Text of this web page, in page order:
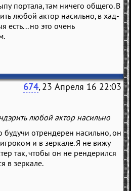
портала, там ничего общего. В
любой актор насильно, в хад-
есть... но это очень
674, 23 Апреля 16 22:03
любой актор насильно
будучи отрендерен насильно, он
и в зеркале. Я не вижу
так, чтобы он не рендерился
в зеркале.